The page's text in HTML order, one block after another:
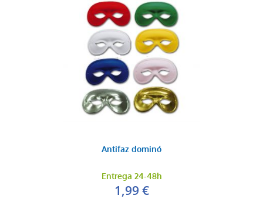
Antifaz dominó
Entrega 24-48h
1,99 €